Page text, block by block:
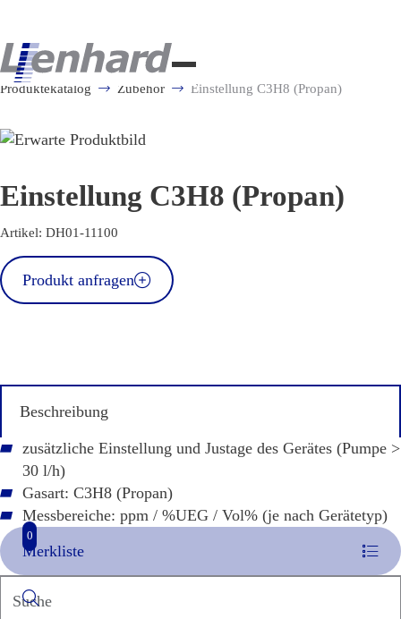
Merkliste
0
Suchen
Produktekatalog Zubehör Einstellung C3H8 (Propan)
Einstellung C3H8 (Propan)
Artikel: DH01-11100
Einstellung
C3H8Produkt anfragen
Beschreibung
zusätzliche Einstellung und Justage des Gerätes (Pumpe >
30 l/h)
Gasart: C3H8 (Propan)
Messbereiche: ppm / %UEG / Vol% (je nach Gerätetyp)